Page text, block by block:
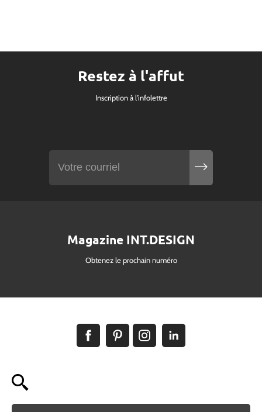
Restez à l'affut
Inscription à l'infolettre
Magazine INT.DESIGN
Obtenez le prochain numéro